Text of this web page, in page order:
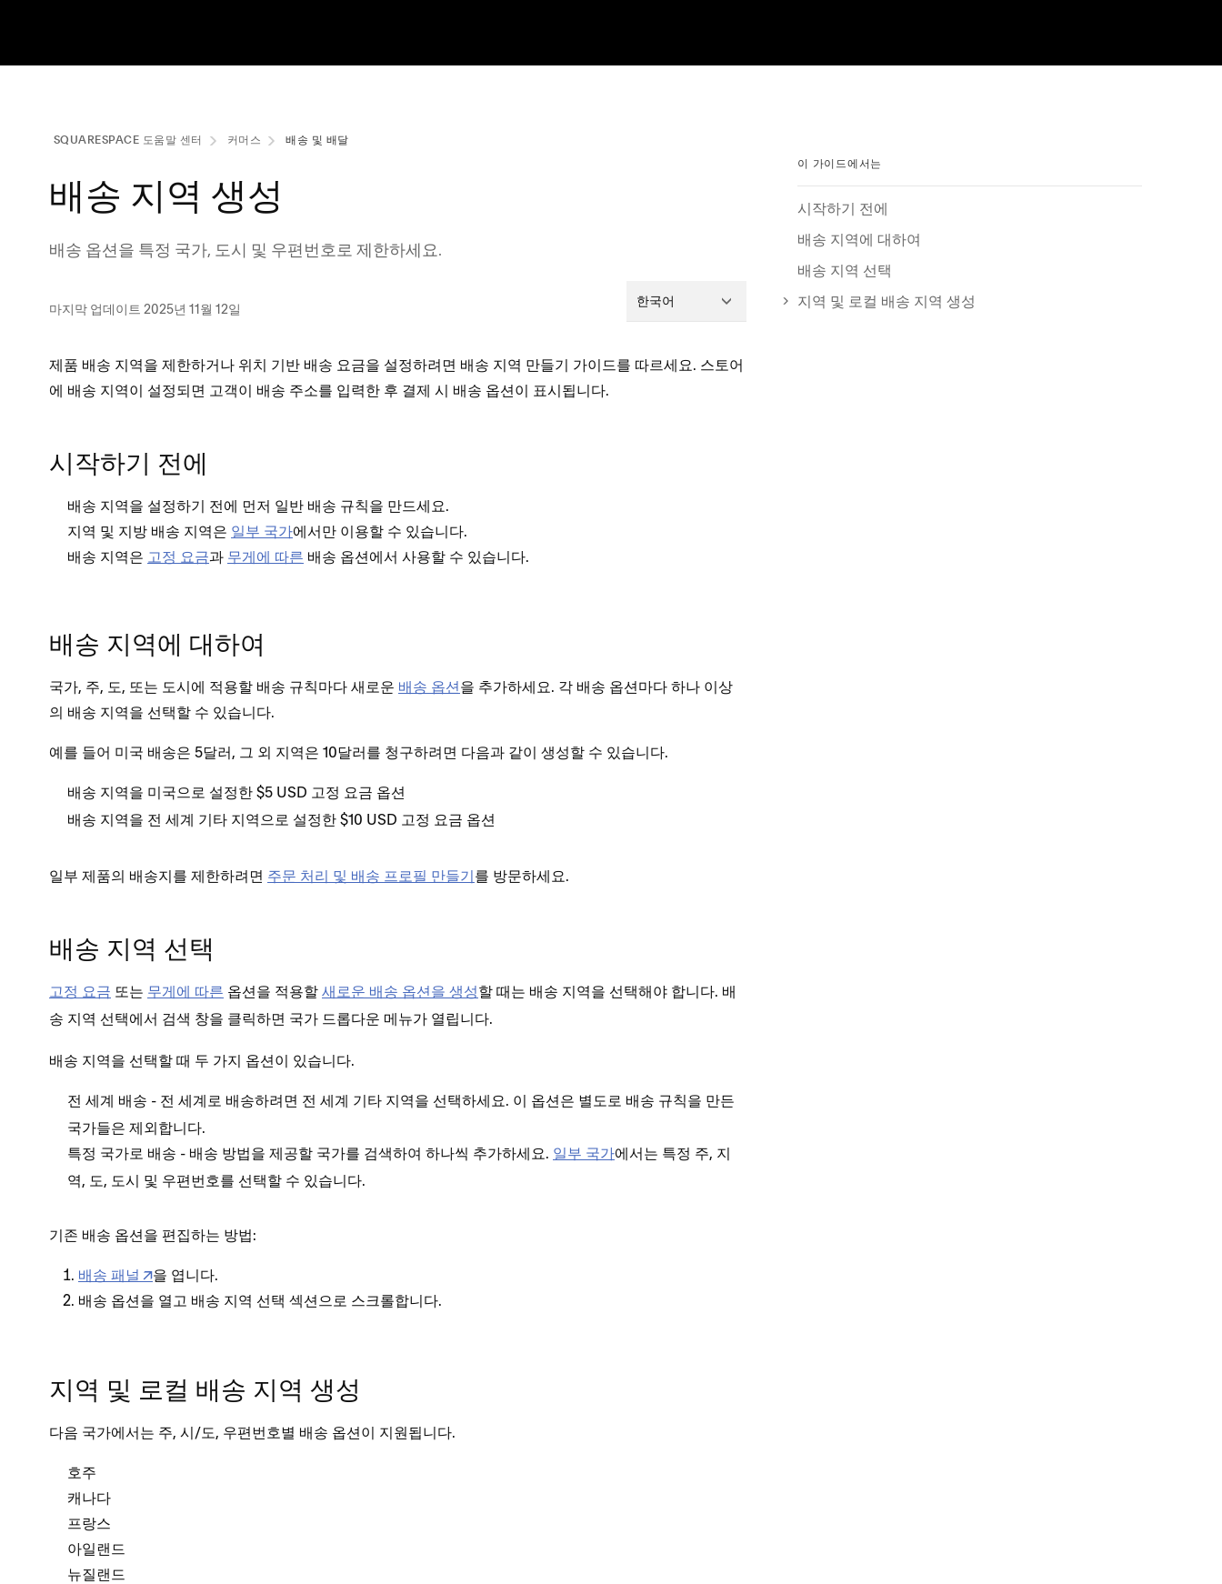
SQUARESPACE 도움말 센터 커머스 배송 및 배달
배송 지역 생성
배송 옵션을 특정 국가, 도시 및 우편번호로 제한하세요.
마지막 업데이트 2025년 11월 12일 한국어
제품 배송 지역을 제한하거나 위치 기반 배송 요금을 설정하려면 배송 지역 만들기 가이드를 따르세요. 스토어
에 배송 지역이 설정되면 고객이 배송 주소를 입력한 후 결제 시 배송 옵션이 표시됩니다.
시작하기 전에
배송 지역을 설정하기 전에 먼저 일반 배송 규칙을 만드세요.
지역 및 지방 배송 지역은 일부 국가에서만 이용할 수 있습니다.
배송 지역은 고정 요금과 무게에 따른 배송 옵션에서 사용할 수 있습니다.
배송 지역에 대하여
국가, 주, 도, 또는 도시에 적용할 배송 규칙마다 새로운 배송 옵션을 추가하세요. 각 배송 옵션마다 하나 이상
의 배송 지역을 선택할 수 있습니다.
예를 들어 미국 배송은 5달러, 그 외 지역은 10달러를 청구하려면 다음과 같이 생성할 수 있습니다.
배송 지역을 미국으로 설정한 $5 USD 고정 요금 옵션
배송 지역을 전 세계 기타 지역으로 설정한 $10 USD 고정 요금 옵션
일부 제품의 배송지를 제한하려면 주문 처리 및 배송 프로필 만들기를 방문하세요.
배송 지역 선택
고정 요금 또는 무게에 따른 옵션을 적용할 새로운 배송 옵션을 생성할 때는 배송 지역을 선택해야 합니다. 배
송 지역 선택에서 검색 창을 클릭하면 국가 드롭다운 메뉴가 열립니다.
배송 지역을 선택할 때 두 가지 옵션이 있습니다.
전 세계 배송 - 전 세계로 배송하려면 전 세계 기타 지역을 선택하세요. 이 옵션은 별도로 배송 규칙을 만든
국가들은 제외합니다.
특정 국가로 배송 - 배송 방법을 제공할 국가를 검색하여 하나씩 추가하세요. 일부 국가에서는 특정 주, 지
역, 도, 도시 및 우편번호를 선택할 수 있습니다.
기존 배송 옵션을 편집하는 방법:
배송 패널
을 엽니다.
배송 옵션을 열고 배송 지역 선택 섹션으로 스크롤합니다.
지역 및 로컬 배송 지역 생성
다음 국가에서는 주, 시/도, 우편번호별 배송 옵션이 지원됩니다.
호주
캐나다
프랑스
아일랜드
뉴질랜드
이 가이드에서는
시작하기 전에
배송 지역에 대하여
배송 지역 선택
지역 및 로컬 배송 지역 생성